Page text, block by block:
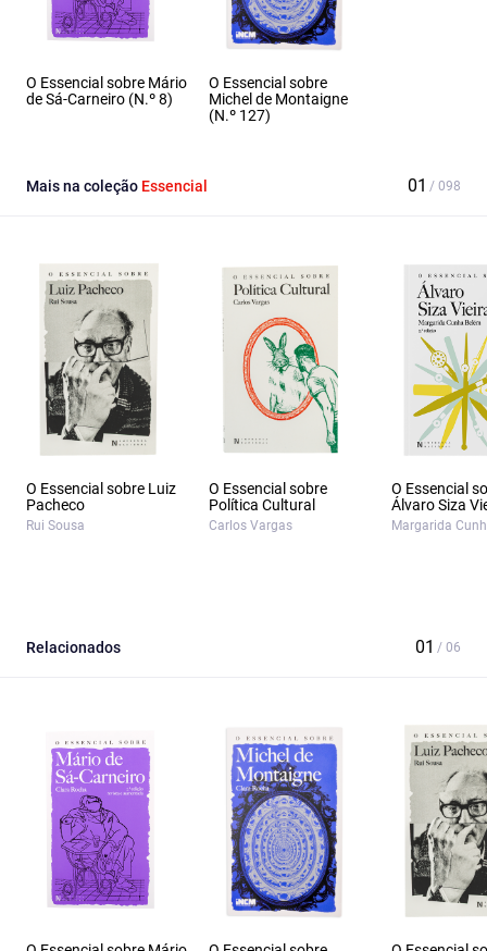
O Essencial sobre Mário
de Sá-Carneiro (N.º 8)
O Essencial sobre
Michel de Montaigne
(N.º 127)
Mais na coleção Essencial
O Essencial sobre Luiz
Pacheco
Rui Sousa
O Essencial sobre
Política Cultural
Carlos Vargas
O Essencial
Álvaro Siza
Margarida
Relacionados